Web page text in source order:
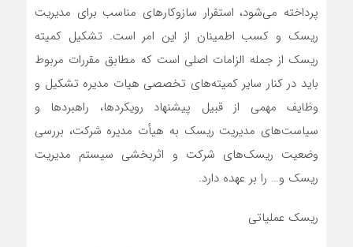
پرداخته می‌شود، استقرار سازوکارهای مناسب برای مدیریت
ریسک‌ و کسب اطمینان‌ از این امر است. تشکیل کمیته
ریسک از جمله الزامات اصلی است که مطابق مقررات مربوط
باید در کنار سایر کمیته‌های تخصصی هیات مدیره تشکیل و
وظایف مهمی از قبیل پیشنهاد رویکردها، راهبردها و
سیاست‌های مدیریت ریسک به هیأت مدیره شرکت، بررسی
وضعیت ریسک‌های شرکت و اثربخشی سیستم مدیریت
ریسک و… را بر عهده دارد.
ریسک عملیاتی